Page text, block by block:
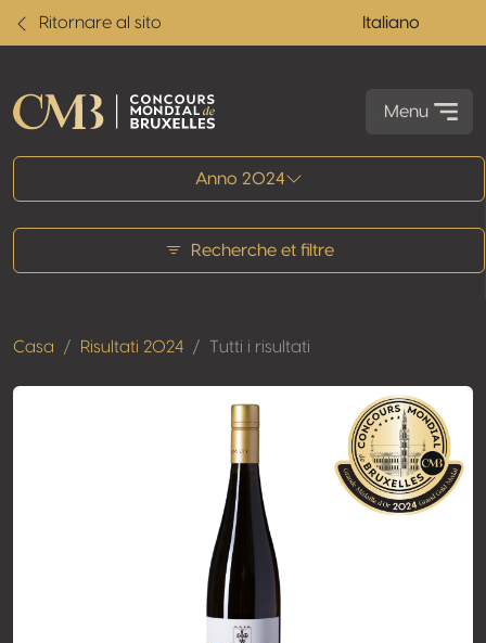
Ritornare al sito Italiano
Menu
Anno 2024
Recherche et filtre
Casa Risultati 2024 Tutti i risultati